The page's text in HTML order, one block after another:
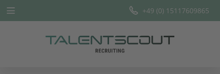
+49 (0) 15117609865